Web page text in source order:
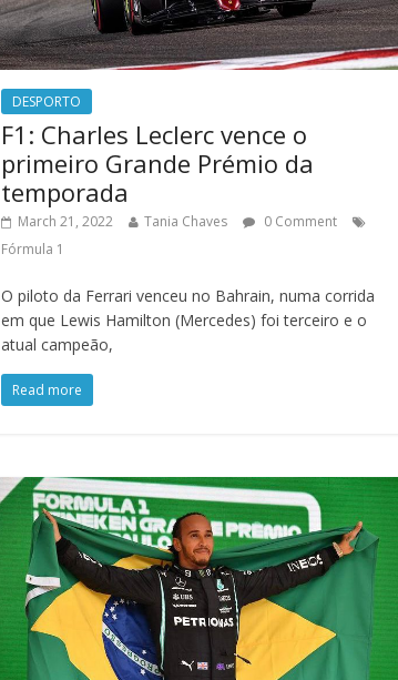
DESPORTO
F1: Charles Leclerc vence o
primeiro Grande Prémio da
temporada
March 21, 2022 Tania Chaves
0 Comment
Fórmula 1
O piloto da Ferrari venceu no Bahrain, numa corrida
em que Lewis Hamilton (Mercedes) foi terceiro e o
atual campeão,
Read more